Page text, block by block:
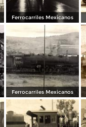
Ferrocarriles Mexicanos
Ferrocarriles Mexicanos